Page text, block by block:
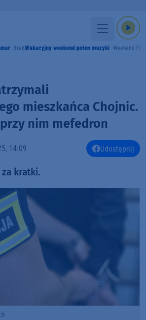
BraciaWakacyjny weekend pełen muzyki Weekend FM
mieszkańca Chojnic.
nim mefedron
14:09 Udostępnij
za kratki.